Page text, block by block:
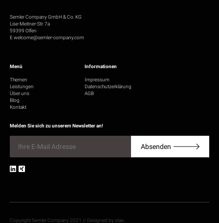
Semler Company GmbH & Co. KG
Lise-Meitner-Str. 7a
59399 Olfen
Ewelcome@semler-company.com
Menü
Themen
Leistungen
Über uns
Blog
Kontakt
Informationen
Impressum
Datenschutzerklärung
AGB
Melden Sie sich zu unserem Newsletter an!
a
i
l
Absenden
Copyright Semler Company 2021 // Designed by stan.